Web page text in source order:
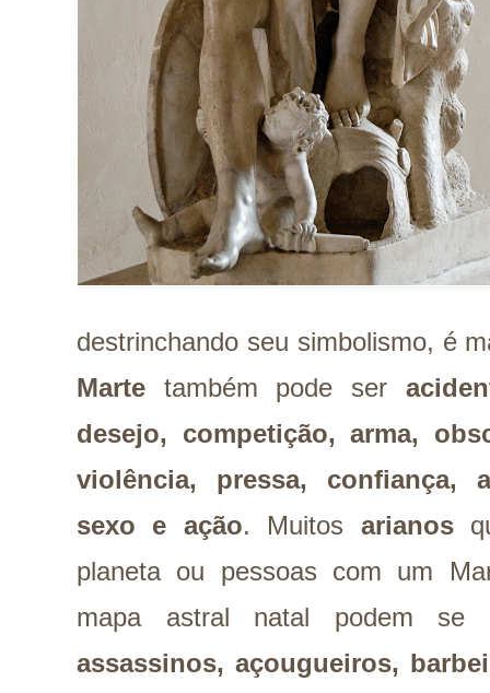
destrinchando seu simbolismo, é
Marte também pode ser
desejo, competição, arma,
violência, pressa, confiança,
sexo e ação. Muitos arianos
planeta ou pessoas com um
mapa astral natal podem se
assassinos, açougueiros,